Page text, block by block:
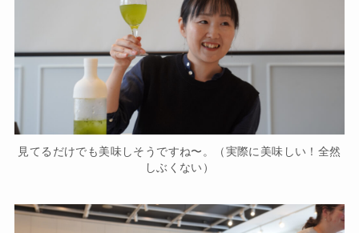
見てるだけでも美味しそうですね〜。（実際に美味しい！全然
しぶくない）